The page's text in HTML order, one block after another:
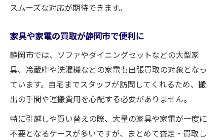
スムーズな対応が期待できます。
家具や家電の買取が静岡市で便利に
静岡市では、ソファやダイニングセットなどの大型家
具、冷蔵庫や洗濯機などの家電も出張買取の対象となっ
ています。自宅までスタッフが訪問してくれるため、搬
出の手間や運搬費用を心配する必要がありません。
特に引越しや買い替えの際、大量の家具や家電が一度に
不要となるケースが多いですが、まとめて査定・買取し